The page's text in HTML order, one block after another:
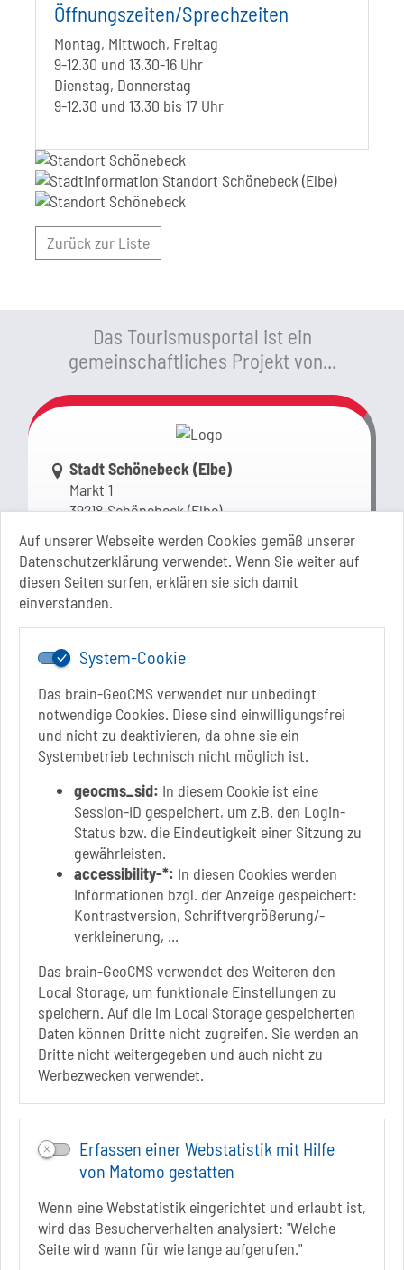
Auf unserer Webseite werden Cookies gemäß unserer
Datenschutzerklärung verwendet. Wenn Sie weiter auf
diesen Seiten surfen, erklären sie sich damit
einverstanden.
System-Cookie
Das brain-GeoCMS verwendet nur unbedingt
notwendige Cookies. Diese sind einwilligungsfrei
und nicht zu deaktivieren, da ohne sie ein
Systembetrieb technisch nicht möglich ist.
geocms_sid: In diesem Cookie ist eine
Session-ID gespeichert, um z.B. den Login-
Status bzw. die Eindeutigkeit einer Sitzung zu
gewährleisten.
accessibility-*: In diesen Cookies werden
Informationen bzgl. der Anzeige gespeichert:
Kontrastversion, Schriftvergrößerung/-
verkleinerung, ...
Das brain-GeoCMS verwendet des Weiteren den
Local Storage, um funktionale Einstellungen zu
speichern. Auf die im Local Storage gespeicherten
Daten können Dritte nicht zugreifen. Sie werden an
Dritte nicht weitergegeben und auch nicht zu
Werbezwecken verwendet.
Erfassen einer Webstatistik mit Hilfe
von Matomo gestatten
Wenn eine Webstatistik eingerichtet und erlaubt ist,
wird das Besucherverhalten analysiert: "Welche
Seite wird wann für wie lange aufgerufen."
Öffnungszeiten/Sprechzeiten
Montag, Mittwoch, Freitag
9-12.30 und 13.30-16 Uhr
Dienstag, Donnerstag
9-12.30 und 13.30 bis 17 Uhr
Zurück zur Liste
Das Tourismusportal ist ein
gemeinschaftliches Projekt von...
Link zur Google-Maps Navigation
Stadt Schönebeck (Elbe)
Markt 1
39218 Schönebeck (Elbe)
Sachsen-Anhalt
+49 3928 710-0
+49 3928 710-199
stadt.sbk[at]schoenebeck-elbe.de
www.schoenebeck.de
Mo.: 13 Uhr - 15 Uhr
Di.: 9 Uhr - 11.30 Uhr
13 Uhr - 18 Uhr
Do.: 9 Uhr - 11.30 Uhr
Fr.: nach Vereinbarung
FACEBOOK
INSTAGRAM
Link zur Google-Maps Navigation
SOLEPARK Schönebeck/Bad Salzelmen
Eigenbetrieb der Stadt Schönebeck (Elbe)
Badepark 1
39218 Schönebeck (Elbe)
+49 3928 7055-0
info[at]solepark.de
www.visitschoenebeck.de
Infos zur Barrierefreiheit